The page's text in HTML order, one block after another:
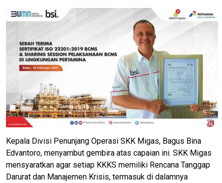
Kepala Divisi Penunjang Operasi SKK Migas, Bagus Bina
Edvantoro, menyambut gembira atas capaian ini. SKK Migas
mensyaratkan agar setiap KKKS memiliki Rencana Tanggap
Darurat dan Manajemen Krisis, termasuk di dalamnya